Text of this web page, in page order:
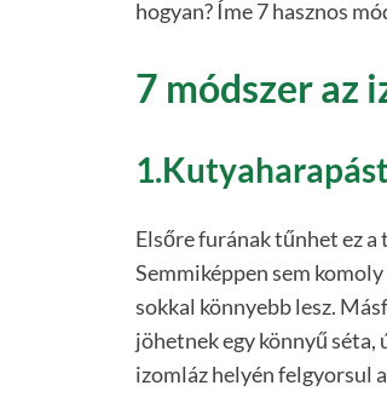
hogyan? Íme 7 hasznos
7 módszer az
Elsőre furának tűnhet ez
Semmiképpen sem
sokkal könnyebb lesz.
jöhetnek egy könnyű séta,
izomláz helyén felgyorsul